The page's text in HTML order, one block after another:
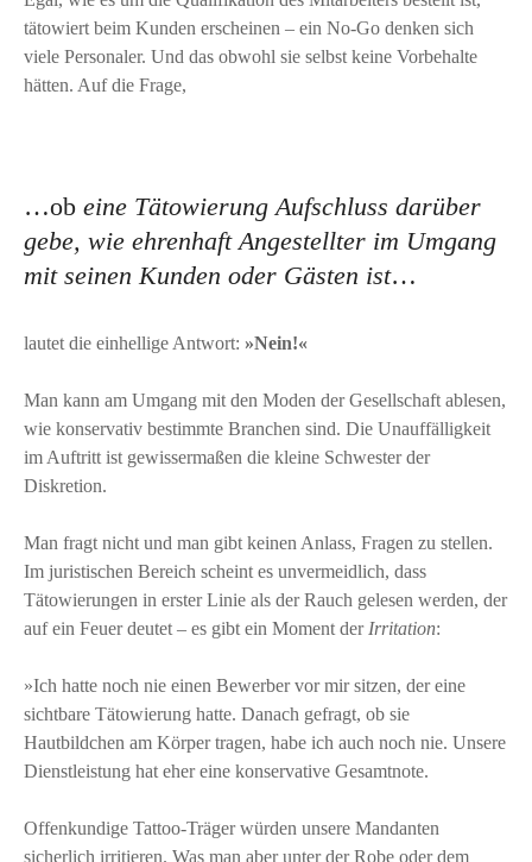
tätowiert beim Kunden erscheinen – ein No-Go denken sich
viele Personaler. Und das obwohl sie selbst keine Vorbehalte
hätten. Auf die Frage,
…ob eine Tätowierung Aufschluss darüber
gebe, wie ehrenhaft Angestellter im Umgang
mit seinen Kunden oder Gästen ist…
lautet die einhellige Antwort: »Nein!«
Man kann am Umgang mit den Moden der Gesellschaft ablesen,
wie konservativ bestimmte Branchen sind. Die Unauffälligkeit
im Auftritt ist gewissermaßen die kleine Schwester der
Diskretion.
Man fragt nicht und man gibt keinen Anlass, Fragen zu stellen.
Im juristischen Bereich scheint es unvermeidlich, dass
Tätowierungen in erster Linie als der Rauch gelesen werden, der
auf ein Feuer deutet – es gibt ein Moment der Irritation:
»Ich hatte noch nie einen Bewerber vor mir sitzen, der eine
sichtbare Tätowierung hatte. Danach gefragt, ob sie
Hautbildchen am Körper tragen, habe ich auch noch nie. Unsere
Dienstleistung hat eher eine konservative Gesamtnote.
Offenkundige Tattoo-Träger würden unsere Mandanten
sicherlich irritieren. Was man aber unter der Robe oder dem